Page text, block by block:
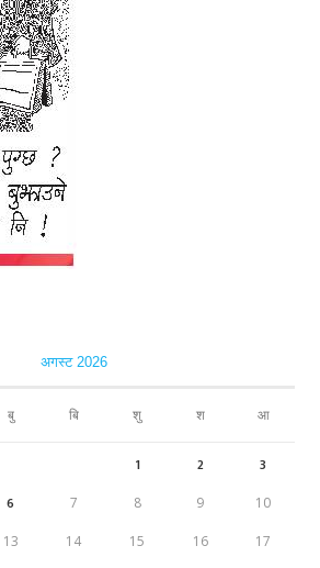
अगस्ट 2026
बु बि शु श आ
1 2
3
6 7 8 9 10
13 14 15 16 17